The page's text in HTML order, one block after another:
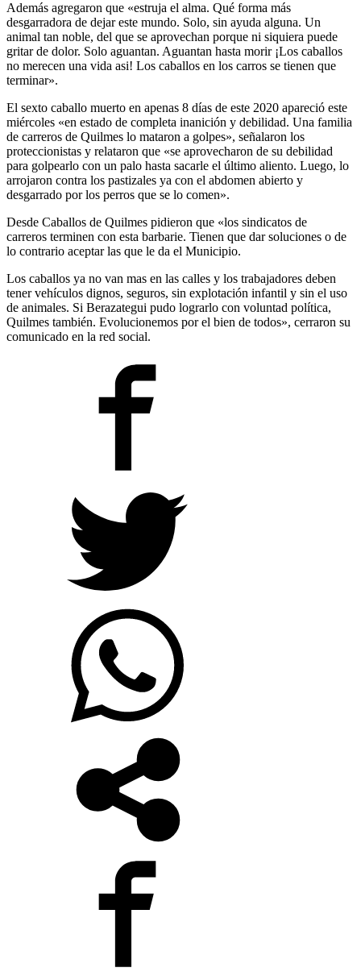
Además agregaron que «estruja el alma. Qué forma más
desgarradora de dejar este mundo. Solo, sin ayuda alguna. Un
animal tan noble, del que se aprovechan porque ni siquiera puede
gritar de dolor. Solo aguantan. Aguantan hasta morir ¡Los caballos
no merecen una vida asi! Los caballos en los carros se tienen que
terminar».
El sexto caballo muerto en apenas 8 días de este 2020 apareció este
miércoles «en estado de completa inanición y debilidad. Una familia
de carreros de Quilmes lo mataron a golpes», señalaron los
proteccionistas y relataron que «se aprovecharon de su debilidad
para golpearlo con un palo hasta sacarle el último aliento. Luego, lo
arrojaron contra los pastizales ya con el abdomen abierto y
desgarrado por los perros que se lo comen».
Desde Caballos de Quilmes pidieron que «los sindicatos de
carreros terminen con esta barbarie. Tienen que dar soluciones o de
lo contrario aceptar las que le da el Municipio.
Los caballos ya no van mas en las calles y los trabajadores deben
tener vehículos dignos, seguros, sin explotación infantil y sin el uso
de animales. Si Berazategui pudo lograrlo con voluntad política,
Quilmes también. Evolucionemos por el bien de todos», cerraron su
comunicado en la red social.